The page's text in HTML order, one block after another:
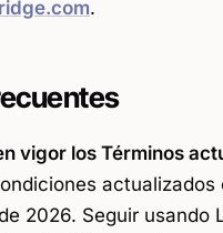
.
vigor los Términos
actualizados
2026. Seguir usando